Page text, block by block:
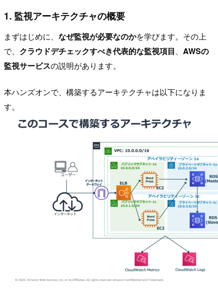
1. 監視アーキテクチャの概要
まずはじめに、 なぜ監視が必要なのかを学びます。その上
で、 クラウドデチェックすべき代表的な監視項目、 AWSの
監視サービスの説明があります。
本ハンズオンで、構築するアーキテクチャは以下になりま
す。